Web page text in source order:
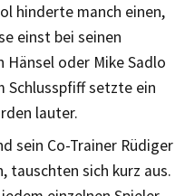
hinderte manch einen,
einst bei seinen
Hänsel oder Mike Sadlo
Schlusspfiff setzte ein
lauter.
sein Co-Trainer Rüdiger
tauschten sich kurz aus.